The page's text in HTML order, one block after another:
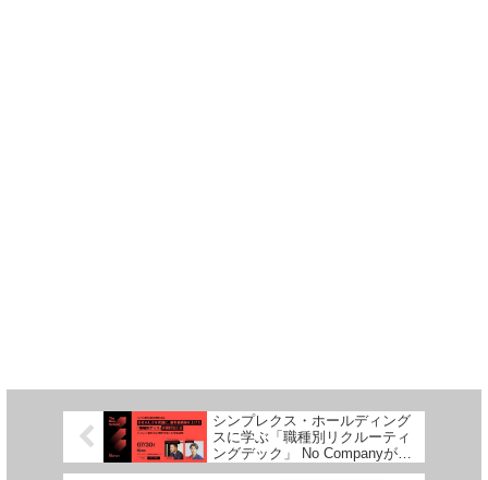
シンプレクス・ホールディング
スに学ぶ「職種別リクルーティ
ングデック」 No Companyが人